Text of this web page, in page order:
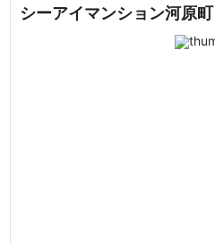
シーアイマンション河原町